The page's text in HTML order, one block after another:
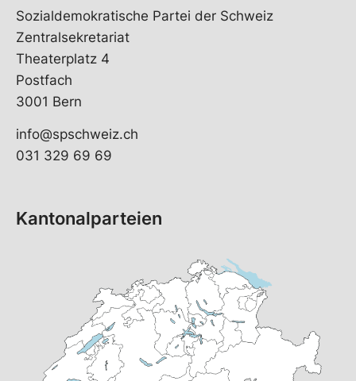
Sozialdemokratische Partei der Schweiz
Zentralsekretariat
Theaterplatz 4
Postfach
3001 Bern
info@spschweiz.ch
031 329 69 69
Kantonalparteien